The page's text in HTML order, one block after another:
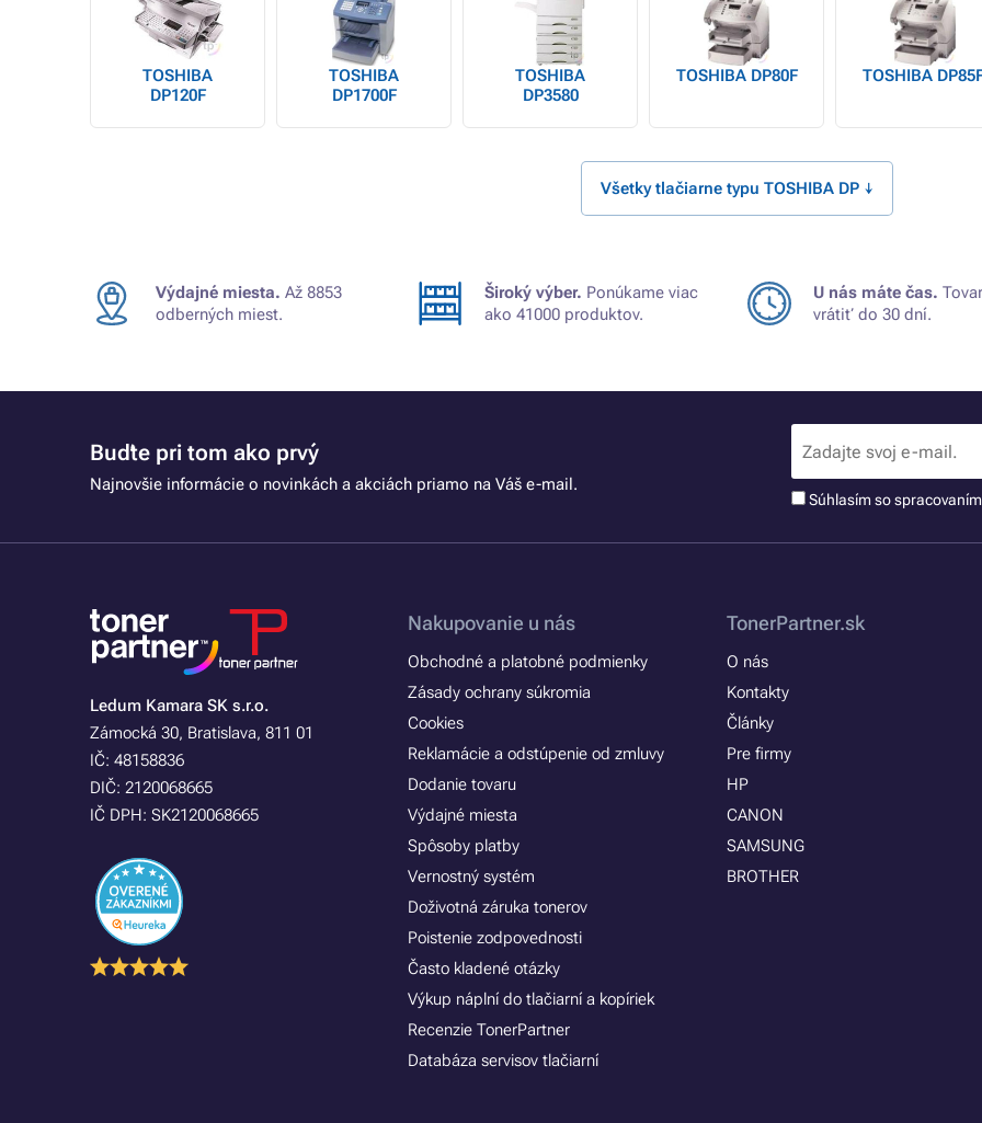
TOSHIBA
DP120F
TOSHIBA
DP1700F
TOSHIBA
DP3580
TOSHIBA DP80F TOSHIBA
Všetky tlačiarne typu TOSHIBA DP ↓
Výdajné miesta. Až 8853
odberných miest.
Široký výber. Ponúkame viac
ako 41000 produktov.
U nás máte čas.
vrátiť do 30 dní.
Buďte pri tom ako prvý
Najnovšie informácie o novinkách a akciách priamo na Váš e-mail.
Súhlasím so
Ledum Kamara SK s.r.o.
Zámocká 30, Bratislava, 811 01
IČ: 48158836
DIČ: 2120068665
IČ DPH: SK2120068665
Nakupovanie u nás
Obchodné a platobné podmienky
Zásady ochrany súkromia
Cookies
Reklamácie a odstúpenie od zmluvy
Dodanie tovaru
Výdajné miesta
Spôsoby platby
Vernostný systém
Doživotná záruka tonerov
Poistenie zodpovednosti
Často kladené otázky
Výkup náplní do tlačiarní a kopíriek
Recenzie TonerPartner
Databáza servisov tlačiarní
TonerPartner.sk
O nás
Kontakty
Články
Pre firmy
HP
CANON
SAMSUNG
BROTHER